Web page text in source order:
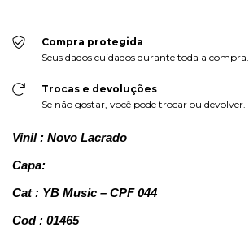
Compra protegida
Seus dados cuidados durante toda a compra.
Trocas e devoluções
Se não gostar, você pode trocar ou devolver.
Vinil : Novo Lacrado
Capa:
Cat : YB Music – CPF 044
Cod : 01465